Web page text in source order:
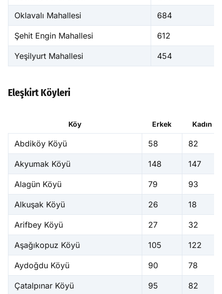
Oklavalı Mahallesi 684
Şehit Engin Mahallesi 612
Yeşilyurt Mahallesi 454
Eleşkirt Köyleri
Köy Erkek Kadın
Abdiköy Köyü 58 82
Akyumak Köyü 148 147
Alagün Köyü 79 93
Alkuşak Köyü 26 18
Arifbey Köyü 27 32
Aşağıkopuz Köyü 105 122
Aydoğdu Köyü 90 78
Çatalpınar Köyü 95 82